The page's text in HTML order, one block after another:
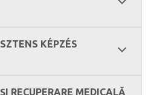
KÉPZÉS
RECUPERARE MEDICALĂ